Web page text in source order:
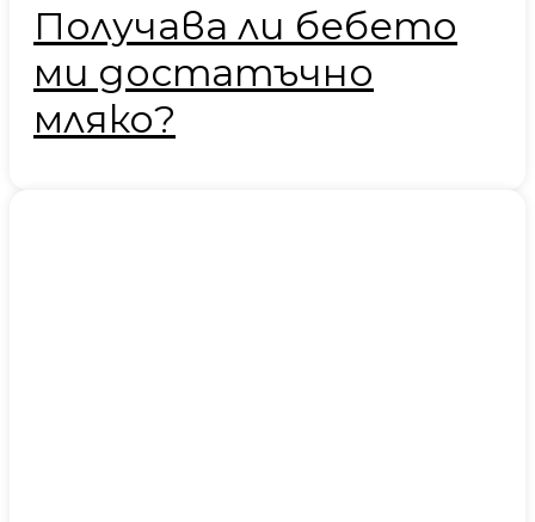
Получава ли бебето
ми достатъчно
мляко?